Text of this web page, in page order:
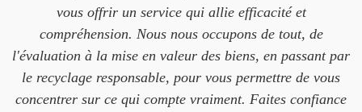
vous offrir un service qui allie efficacité et
compréhension. Nous nous occupons de tout, de
l'évaluation à la mise en valeur des biens, en passant par
le recyclage responsable, pour vous permettre de vous
concentrer sur ce qui compte vraiment. Faites confiance